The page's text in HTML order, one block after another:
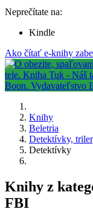
Neprečítate na:
Kindle
Ako čítať e-knihy
Knihy
Beletria
Detektívky,
Detektívky
Knihy z
FBI